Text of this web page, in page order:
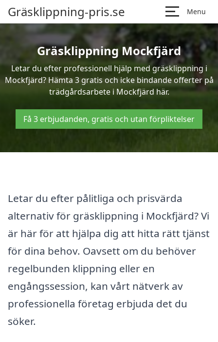
Gräsklippning-pris.se Menu
Gräsklippning Mockfjärd
Letar du efter professionell hjälp med gräsklippning i
Mockfjärd? Hämta 3 gratis och icke bindande offerter på
trädgårdsarbete i Mockfjärd här.
Få 3 erbjudanden, gratis och utan förpliktelser
Letar du efter pålitliga och prisvärda
alternativ för gräsklippning i Mockfjärd? Vi
är här för att hjälpa dig att hitta rätt tjänst
för dina behov. Oavsett om du behöver
regelbunden klippning eller en
engångssession, kan vårt nätverk av
professionella företag erbjuda det du
söker.